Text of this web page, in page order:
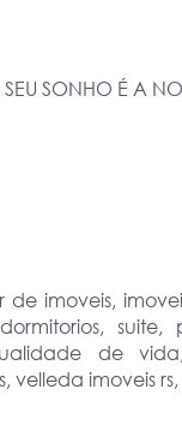
SONHO É A
de imoveis,
suite,
de
imoveis